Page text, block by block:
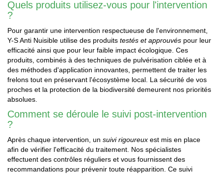
Quels produits utilisez-vous pour l'intervention
?
Pour garantir une intervention respectueuse de l'environnement,
Y-S Anti Nuisible utilise des produits testés et approuvés pour leur
efficacité ainsi que pour leur faible impact écologique. Ces
produits, combinés à des techniques de pulvérisation ciblée et à
des méthodes d'application innovantes, permettent de traiter les
frelons tout en préservant l'écosystème local. La sécurité de vos
proches et la protection de la biodiversité demeurent nos priorités
absolues.
Comment se déroule le suivi post-intervention
?
Après chaque intervention, un suivi rigoureux est mis en place
afin de vérifier l'efficacité du traitement. Nos spécialistes
effectuent des contrôles réguliers et vous fournissent des
recommandations pour prévenir toute réapparition. Ce suivi